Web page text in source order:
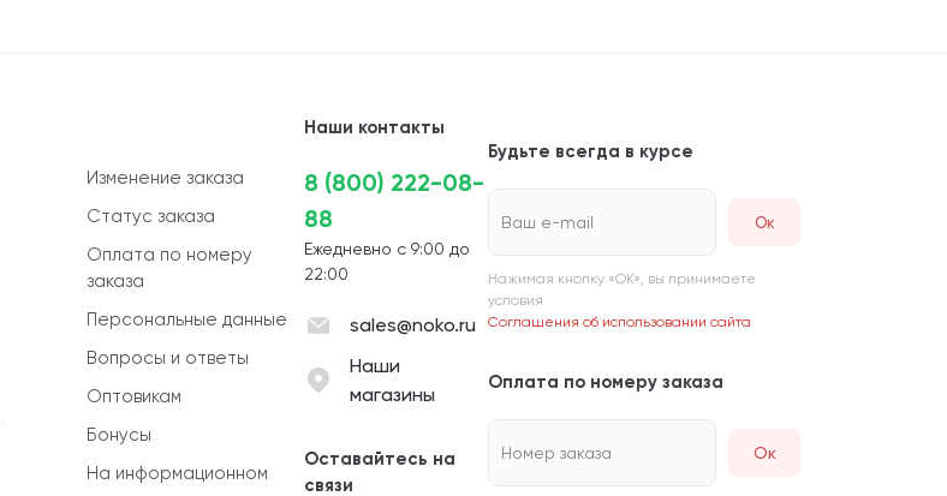
Изменение заказа
Статус заказа
Оплата по номеру
заказа
Персональные данные
Вопросы и ответы
Оптовикам
Бонусы
На информационном
Наши контакты
8 (800) 222-08-
88
Ежедневно с 9:00 до
22:00
sales@noko.ru
Наши
магазины
Оставайтесь на
связи
Будьте всегда в курсе
Ваш e-mail
Нажимая кнопку «ОК», вы принимаете
условия
Соглашения об использовании сайта
Оплата по номеру заказа
Номер заказа Ок